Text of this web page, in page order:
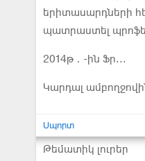
երիտասարդների
պատրաստել
2014թ․-ին Ֆր...
Կարդալ
Սպորտ
Թեմատիկ լուրեր